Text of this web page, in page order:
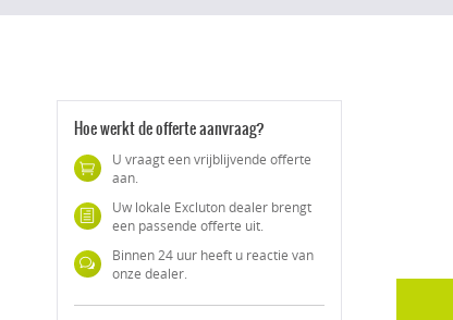
Hoe werkt de offerte aanvraag?
U vraagt een vrijblijvende offerte
aan.
Uw lokale Excluton dealer brengt
een passende offerte uit.
Binnen 24 uur heeft u reactie van
onze dealer.